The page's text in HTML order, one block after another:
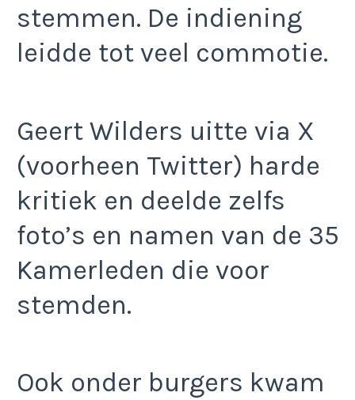
stemmen. De indiening
leidde tot veel commotie.
Geert Wilders uitte via X
(voorheen Twitter) harde
kritiek en deelde zelfs
foto’s en namen van de 35
Kamerleden die voor
stemden.
Ook onder burgers kwam